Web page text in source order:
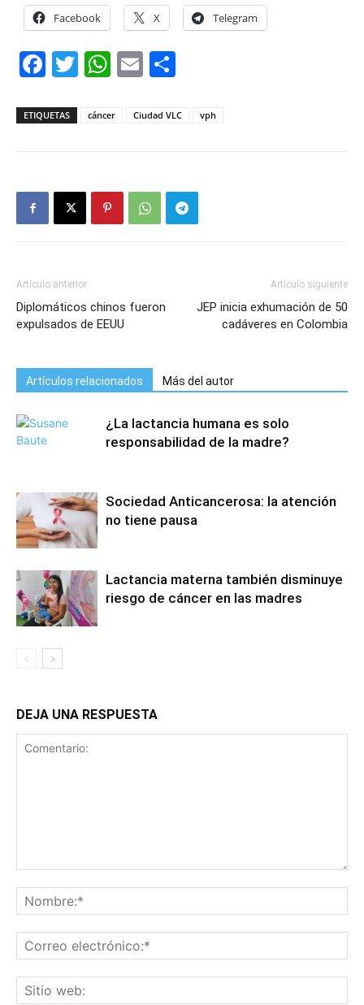
Facebook X Telegram
Facebook
Twitter
WhatsApp
Email
ETIQUETAS cáncer Ciudad VLC vph
Artículo anterior
Diplomáticos chinos fueron
expulsados de EEUU
Artículo siguiente
JEP inicia exhumación de 50
cadáveres en Colombia
Artículos relacionados Más del autor
¿La lactancia humana es solo
responsabilidad de la madre?
Sociedad Anticancerosa: la atención
no tiene pausa
Lactancia materna también disminuye
riesgo de cáncer en las madres
DEJA UNA RESPUESTA